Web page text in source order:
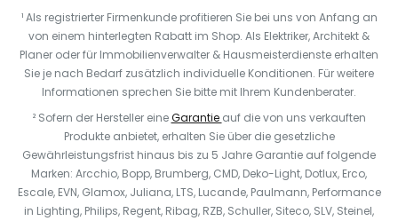
¹ Als registrierter Firmenkunde profitieren Sie bei uns von Anfang an
von einem hinterlegten Rabatt im Shop. Als Elektriker, Architekt &
Planer oder für Immobilienverwalter & Hausmeisterdienste erhalten
Sie je nach Bedarf zusätzlich individuelle Konditionen. Für weitere
Informationen sprechen Sie bitte mit Ihrem Kundenberater.
² Sofern der Hersteller eineGarantie auf die von uns verkauften
Produkte anbietet, erhalten Sie über die gesetzliche
Gewährleistungsfrist hinaus bis zu 5 Jahre Garantie auf folgende
Marken: Arcchio, Bopp, Brumberg, CMD, Deko-Light, Dotlux, Erco,
Escale, EVN, Glamox, Juliana, LTS, Lucande, Paulmann, Performance
in Lighting, Philips, Regent, Ribag, RZB, Schuller, Siteco, SLV, Steinel,